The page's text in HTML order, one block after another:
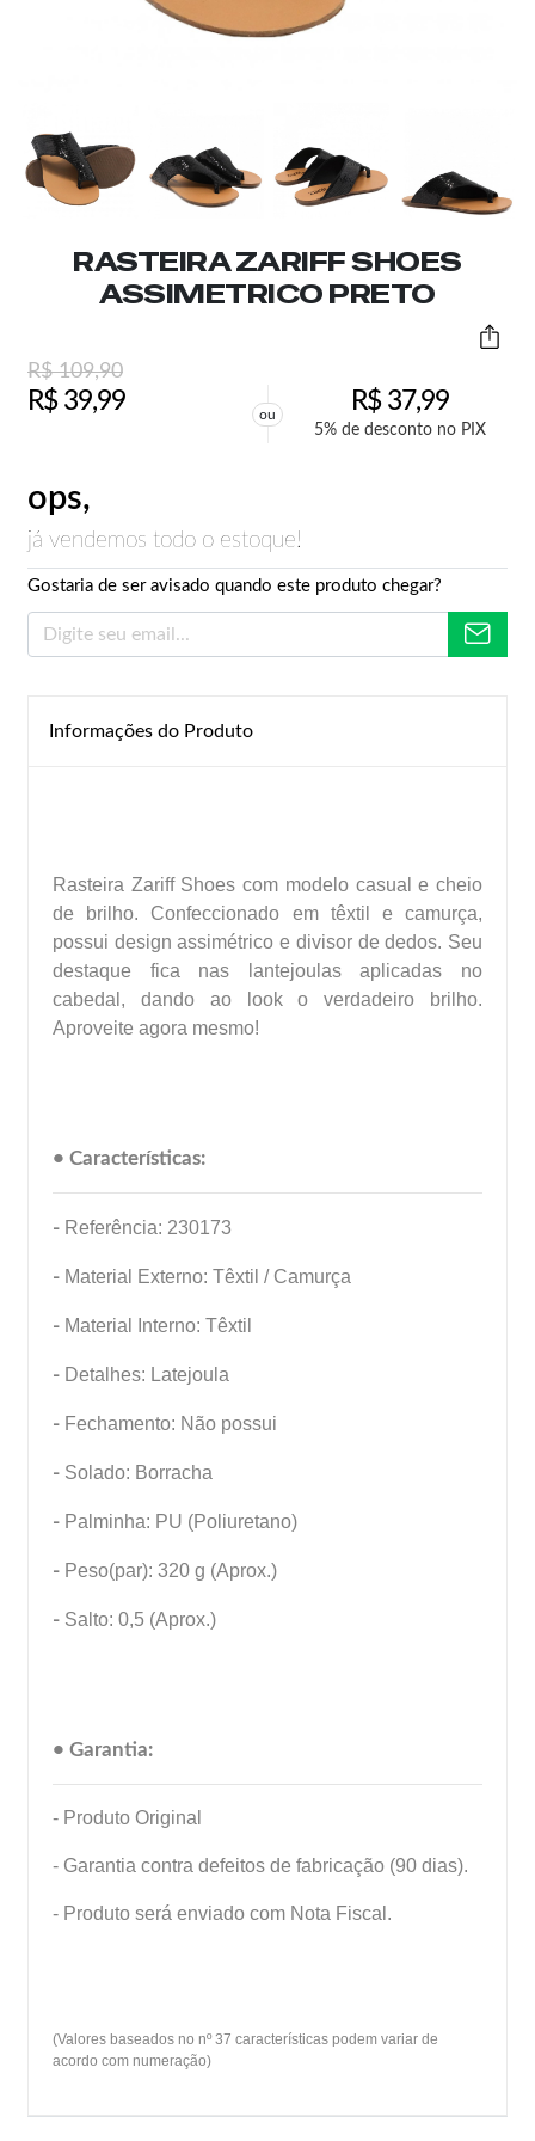
RASTEIRA ZARIFF SHOES
ASSIMETRICO PRETO
R$109,90
R$39,99 ou R$37,99
5% de desconto no PIX
ops,
já vendemos todo o estoque!
Gostaria de ser avisado quando este produto chegar?
Informações do Produto
Rasteira Zariff Shoes com modelo casual e cheio
de brilho. Confeccionado em têxtil e camurça,
possui design assimétrico e divisor de dedos. Seu
destaque fica nas lantejoulas aplicadas no
cabedal, dando ao look o verdadeiro brilho.
Aproveite agora mesmo!
• Características:
- Referência: 230173
- Material Externo: Têxtil / Camurça
- Material Interno: Têxtil
- Detalhes: Latejoula
- Fechamento: Não possui
- Solado: Borracha
- Palminha: PU (Poliuretano)
- Peso(par): 320 g (Aprox.)
- Salto: 0,5 (Aprox.)
• Garantia:
- Produto Original
- Garantia contra defeitos de fabricação (90 dias).
- Produto será enviado com Nota Fiscal.
(Valores baseados no nº 37 características podem variar de
acordo com numeração)